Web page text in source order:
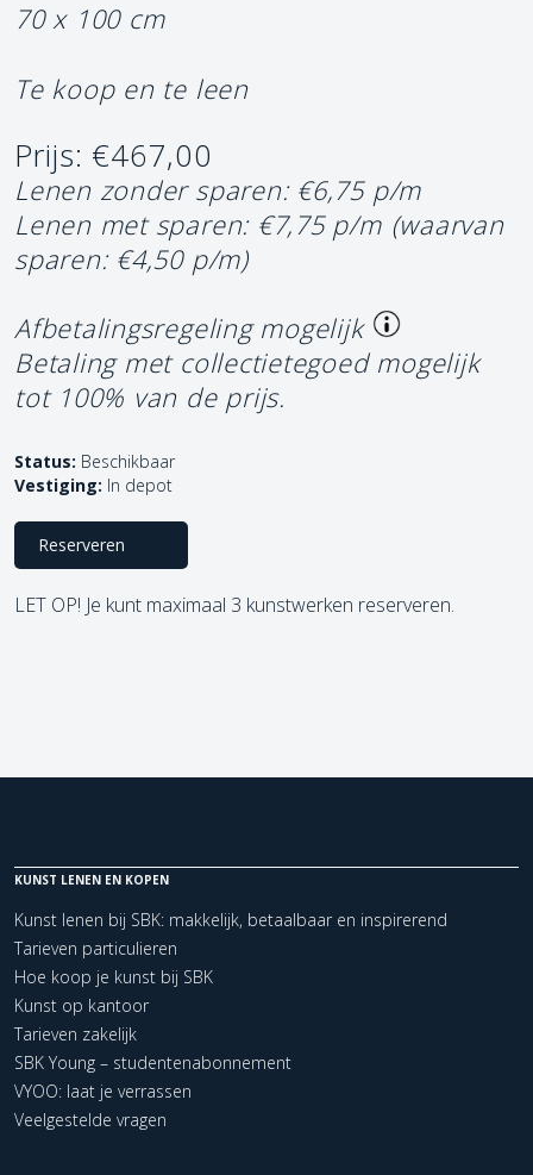
70 x 100 cm
Te koop en te leen
Prijs: €467,00
Lenen zonder sparen: €6,75 p/m
Lenen met sparen: €7,75 p/m (waarvan
sparen: €4,50 p/m)
Afbetalingsregeling mogelijk
Betaling met collectietegoed mogelijk
tot 100% van de prijs.
Status: Beschikbaar
Vestiging: In depot
Reserveren
LET OP! Je kunt maximaal 3 kunstwerken reserveren.
KUNST LENEN EN KOPEN
Kunst lenen bij SBK: makkelijk, betaalbaar en inspirerend
Tarieven particulieren
Hoe koop je kunst bij SBK
Kunst op kantoor
Tarieven zakelijk
SBK Young – studentenabonnement
VYOO: laat je verrassen
Veelgestelde vragen